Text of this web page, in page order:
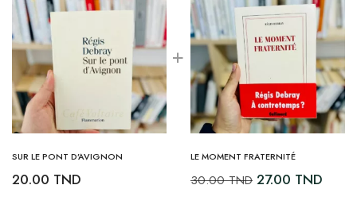
SUR LE PONT D’AVIGNON
20.00 TND
LE MOMENT FRATERNITÉ
30.00TND 27.00 TND